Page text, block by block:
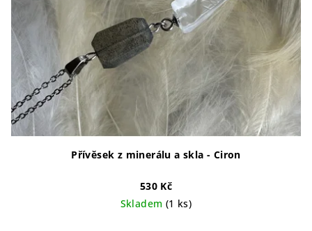
Přívěsek z minerálu a skla - Ciron
530 Kč
Skladem (1 ks)